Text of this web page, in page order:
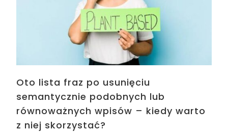
Oto lista fraz po usunięciu
semantycznie podobnych lub
równoważnych wpisów – kiedy warto
z niej skorzystać?